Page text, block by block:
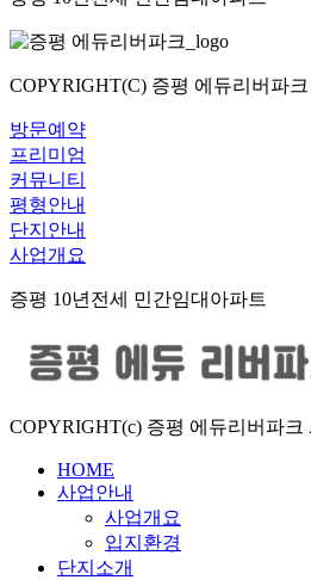
COPYRIGHT(C) 증평 에듀리버파크
방문예약
프리미엄
커뮤니티
평형안내
단지안내
사업개요
증평 10년전세 민간임대아파트
COPYRIGHT(c) 증평 에듀리버파크
HOME
사업안내
사업개요
입지환경
단지소개